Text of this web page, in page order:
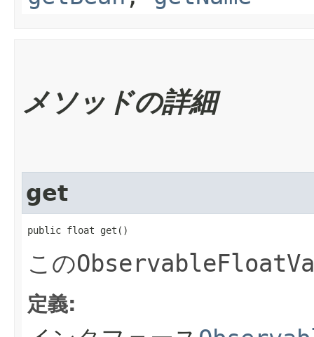
メソッドの詳細
get
public float get()
この
定義: